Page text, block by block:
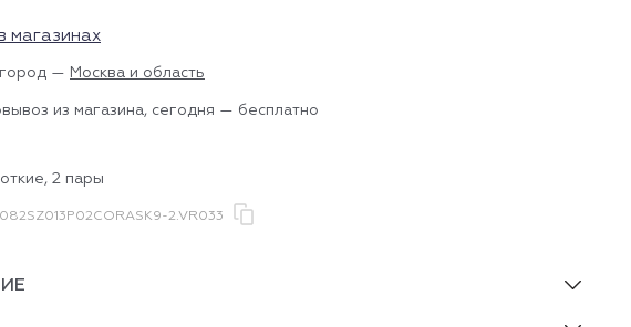
магазинах
— Москва и область
из магазина, сегодня — бесплатно
2 пары
2.VR033